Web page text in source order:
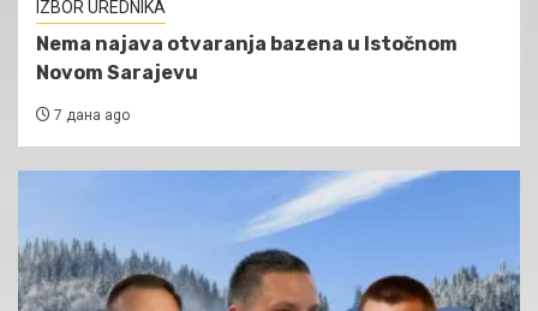
IZBOR UREDNIKA
Nema najava otvaranja bazena u Istočnom
Novom Sarajevu
7 дана ago